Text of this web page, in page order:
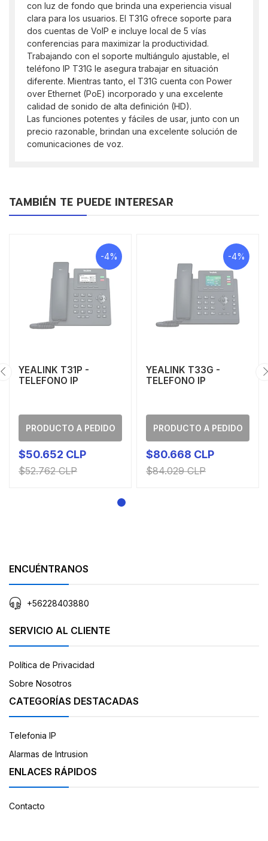
con luz de fondo que brinda una experiencia visual
clara para los usuarios. El T31G ofrece soporte para
dos cuentas de VoIP e incluye local de 5 vías
conferencias para maximizar la productividad.
Trabajando con el soporte multiángulo ajustable, el
teléfono IP T31G le asegura trabajar en situación
diferente. Mientras tanto, el T31G cuenta con Power
over Ethernet (PoE) incorporado y una excelente
calidad de sonido de alta definición (HD).
Las funciones potentes y fáciles de usar, junto con un
precio razonable, brindan una excelente solución de
comunicaciones de voz.
TAMBIÉN TE PUEDE INTERESAR
-4%
YEALINK T31P -
TELEFONO IP
PRODUCTO A PEDIDO
$50.652 CLP
$52.762 CLP
-4%
YEALINK T33G -
TELEFONO IP
PRODUCTO A PEDIDO
$80.668 CLP
$84.029 CLP
ENCUÉNTRANOS
+56228403880
SERVICIO AL CLIENTE
Política de Privacidad
Sobre Nosotros
CATEGORÍAS DESTACADAS
Telefonia IP
Alarmas de Intrusion
ENLACES RÁPIDOS
Contacto